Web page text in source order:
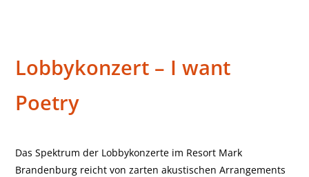
Lobbykonzert – I want
Poetry
Das Spektrum der Lobbykonzerte im Resort Mark
Brandenburg reicht von zarten akustischen Arrangements